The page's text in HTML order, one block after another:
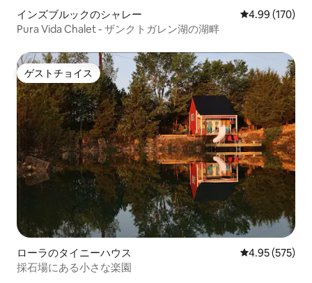
インズブルックのシャレー レビュー170
4.99 (170)
Pura Vida Chalet - ザンクトガレン湖の湖畔
ゲストチョイス
ゲストチョイス
ローラのタイニーハウス レビュー575
4.95 (575)
採石場にある小さな楽園